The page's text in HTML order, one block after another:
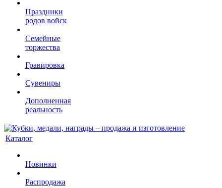
Праздники
родов войск
Семейные
торжества
Гравировка
Сувениры
Дополненная
реальность
Каталог
Новинки
Распродажа